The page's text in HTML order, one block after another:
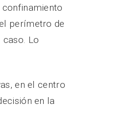
perímetro de
Lo
en el centro
en la